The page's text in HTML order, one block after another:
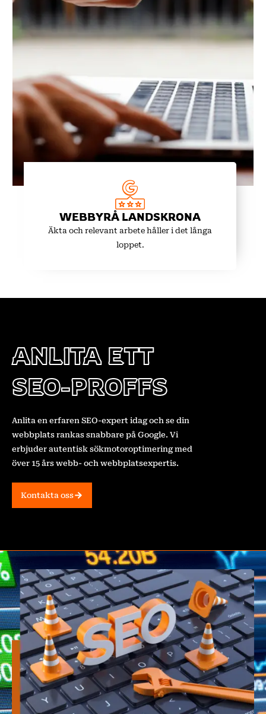
WEBBYRÅ LANDSKRONA
Äkta och relevant arbete håller i det långa
loppet.
ANLITA ETT
SEO-PROFFS
Anlita en erfaren SEO-expert idag och se din
webbplats rankas snabbare på Google. Vi
erbjuder autentisk sökmotoroptimering med
över 15 års webb- och webbplatsexpertis.
Kontakta oss